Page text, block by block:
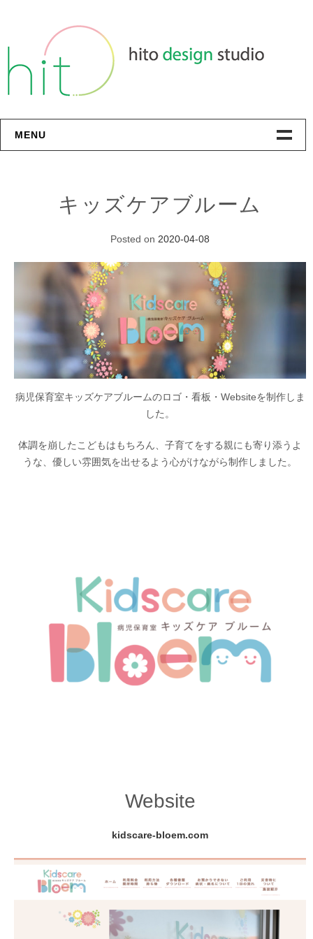
MENU
Contact
キッズケアブルーム
Posted on 2020-04-08
病児保育室キッズケアブルームのロゴ・看板・Websiteを制作しま
した。
体調を崩したこどもはもちろん、子育てをする親にも寄り添うよ
うな、優しい雰囲気を出せるよう心がけながら制作しました。
Website
kidscare-bloem.com